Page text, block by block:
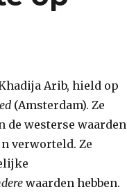
Arib, hield op
(Amsterdam). Ze
de westerse waarden
verworteld. Ze
waarden hebben.